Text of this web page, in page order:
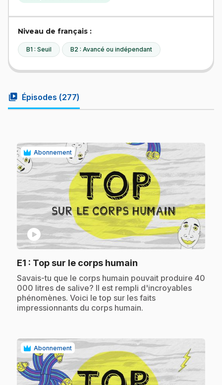
Niveau de français :
B1 : Seuil B2 : Avancé ou indépendant
video_library Épisodes (277)
Abonnement
play_circle
E1 : Top sur le corps humain
.Savais-tu que le corps humain pouvait produire 40
000 litres de salive? Il est rempli d'incroyables
phénomènes. Voici le top sur les faits
impressionnants du corps humain.
Abonnement